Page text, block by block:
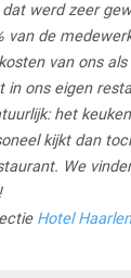
werd zeer
van de
van ons
in ons eigen
het
kijkt dan
We
Hotel